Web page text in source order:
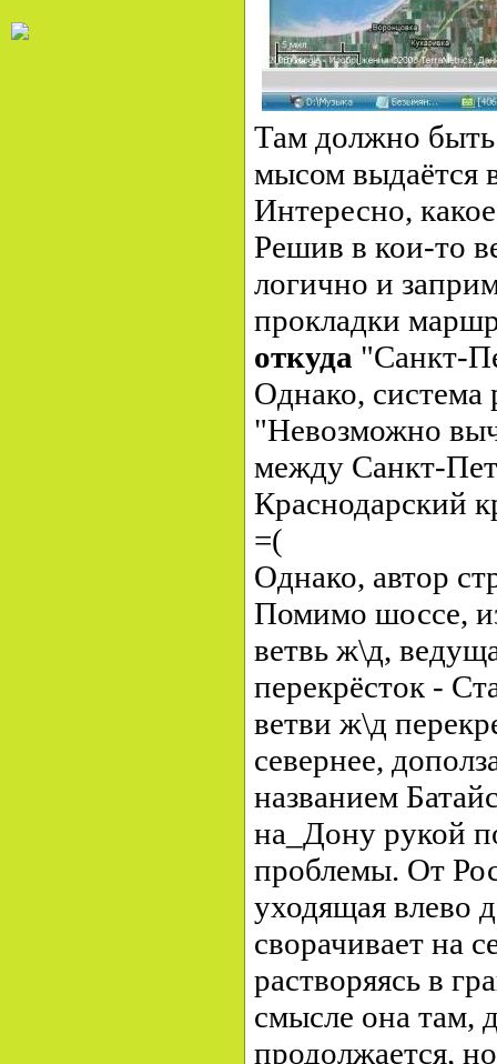
Там должно
мысом выдаётся
Интересно,
Решив в кои-то
логично и
прокладки
откуда "Санкт-
Однако, система
"Невозможно
между Санкт-
Краснодарский
=(
Однако, автор
Помимо шоссе,
ветвь ж\д,
перекрёсток -
ветви ж\д
севернее,
названием
на_Дону рукой
проблемы. От
уходящая влево
сворачивает на
растворяясь в
смысле она там,
продолжается,